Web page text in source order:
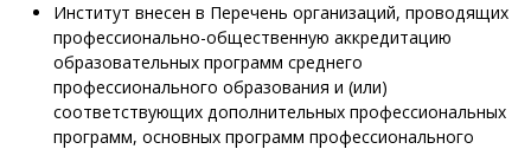
Институт внесен в Перечень организаций, проводящих
профессионально-общественную аккредитацию
образовательных программ среднего
профессионального образования и (или)
соответствующих дополнительных профессиональных
программ, основных программ профессионального